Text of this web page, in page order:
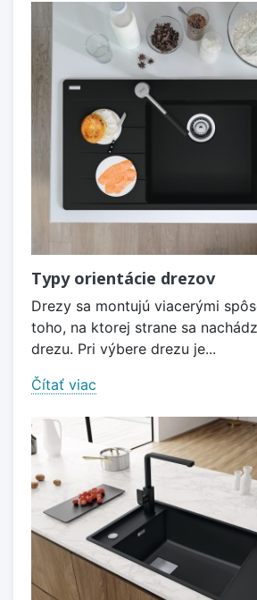
Typy orientácie drezov
Drezy sa montujú viacerými
toho, na ktorej strane sa
drezu. Pri výbere drezu je...
Čítať viac